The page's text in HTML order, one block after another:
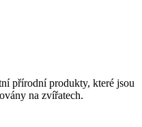
přírodní produkty, které jsou
na zvířatech.